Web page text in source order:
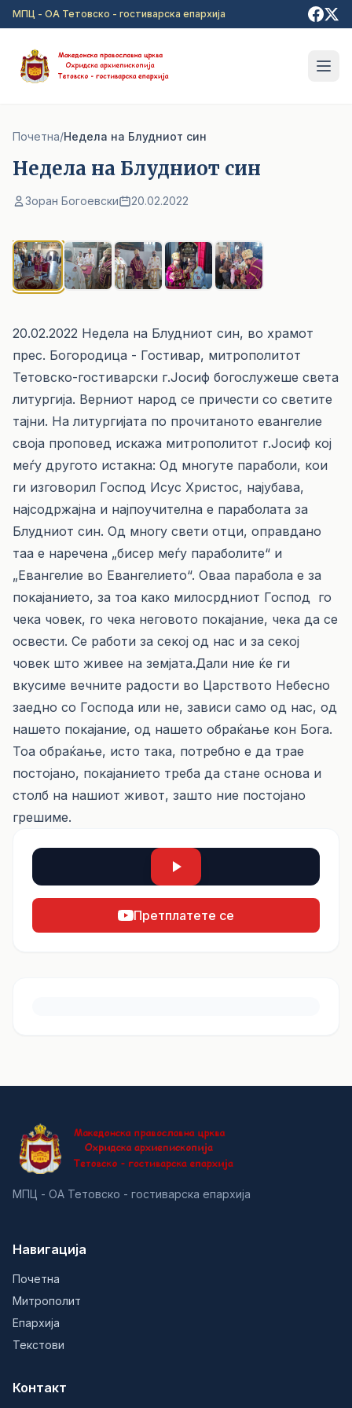
Прејди на главна содржина
МПЦ - ОА Тетовско - гостиварска епархија
Почетна/Недела на Блудниот син
Недела на Блудниот син
Зоран Богоевски 20.02.2022
20.02.2022 Недела на Блудниот син, во храмот
прес. Богородица - Гостивар, митрополитот
Тетовско-гостиварски г.Јосиф богослужеше света
литургија. Верниот народ се причести со светите
тајни. На литургијата по прочитаното евангелие
своја проповед искажа митрополитот г.Јосиф кој
меѓу другото истакна: Од многуте параболи, кои
ги изговорил Господ Исус Христос, најубава,
најсодржајна и најпоучителна е параболата за
Блудниот син. Од многу свети отци, оправдано
таа е наречена „бисер меѓу параболите“ и
„Евангелие во Евангелието“. Оваа парабола е за
покајанието, за тоа како милосрдниот Господ го
чека човек, го чека неговото покајание, чека да се
освести. Се работи за секој од нас и за секој
човек што живее на земјата.Дали ние ќе ги
вкусиме вечните радости во Царството Небесно
заедно со Господа или не, зависи само од нас, од
нашето покајание, од нашето обраќање кон Бога.
Тоа обраќање, исто така, потребно е да трае
постојано, покајанието треба да стане основа и
столб на нашиот живот, зашто ние постојано
грешиме.
Претплатете се
МПЦ - ОА Тетовско - гостиварска епархија
Навигација
Почетна
Митрополит
Епархија
Текстови
Контакт